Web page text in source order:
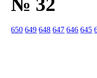
650 649 648 647 646 645